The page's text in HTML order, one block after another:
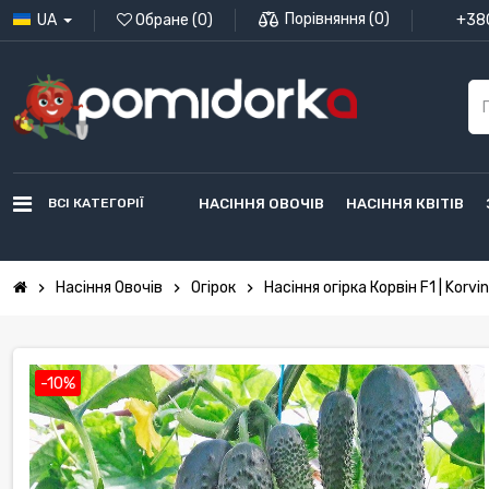
UA Обране (0) Порівняння (0)
ВСІ КАТЕГОРІЇ НАСІННЯ ОВОЧІВ НАСІННЯ КВІТІВ
chevron_right Насіння Овочів chevron_right Огірок chevron_right Насіння огірка Корвін F1 |
-10%